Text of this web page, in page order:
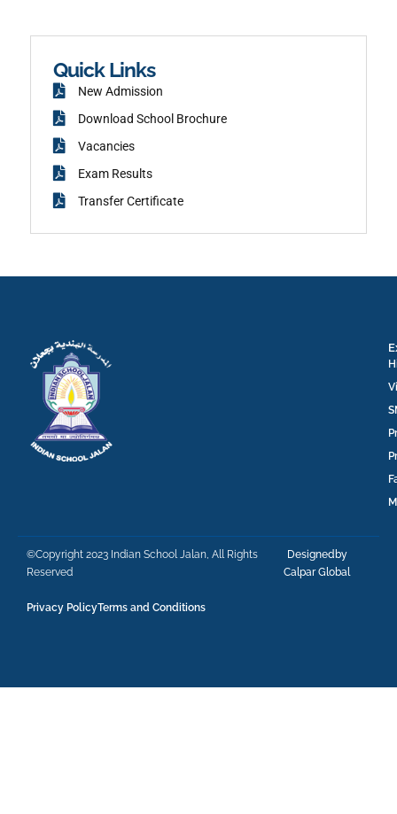
o
Quick Links
New Admission
Download School Brochure
Vacancies
Exam Results
Transfer Certificate
©Copyright 2023 Indian School Jalan, All Rights
Reserved
Designedby
Calpar Global
Privacy PolicyTerms and Conditions